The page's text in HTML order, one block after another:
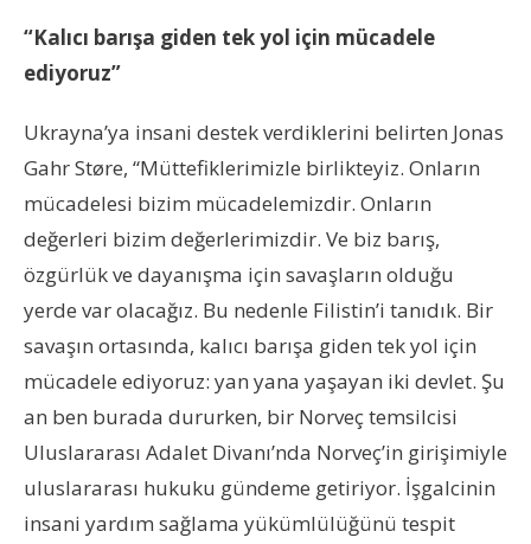
“Kalıcı barışa giden tek yol için mücadele
ediyoruz”
Ukrayna’ya insani destek verdiklerini belirten Jonas
Gahr Støre, “Müttefiklerimizle birlikteyiz. Onların
mücadelesi bizim mücadelemizdir. Onların
değerleri bizim değerlerimizdir. Ve biz barış,
özgürlük ve dayanışma için savaşların olduğu
yerde var olacağız. Bu nedenle Filistin’i tanıdık. Bir
savaşın ortasında, kalıcı barışa giden tek yol için
mücadele ediyoruz: yan yana yaşayan iki devlet. Şu
an ben burada dururken, bir Norveç temsilcisi
Uluslararası Adalet Divanı’nda Norveç’in girişimiyle
uluslararası hukuku gündeme getiriyor. İşgalcinin
insani yardım sağlama yükümlülüğünü tespit